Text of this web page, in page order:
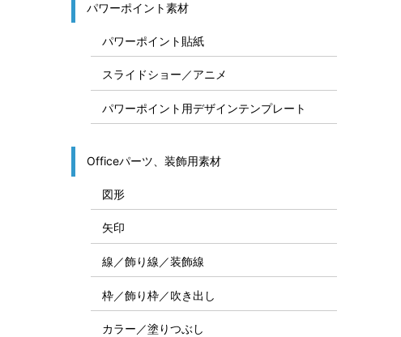
パワーポイント素材
パワーポイント貼紙
スライドショー／アニメ
パワーポイント用デザインテンプレート
Officeパーツ、装飾用素材
図形
矢印
線／飾り線／装飾線
枠／飾り枠／吹き出し
カラー／塗りつぶし